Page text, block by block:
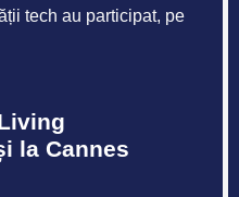
tech au participat, pe
la Cannes